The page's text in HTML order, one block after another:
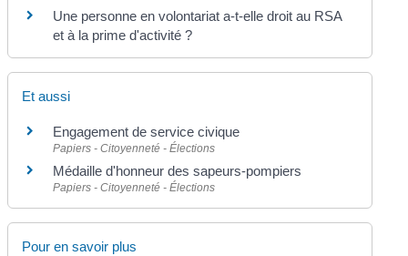
Une personne en volontariat a-t-elle droit au RSA
et à la prime d'activité ?
Et aussi
Engagement de service civique
Papiers - Citoyenneté - Élections
Médaille d'honneur des sapeurs-pompiers
Papiers - Citoyenneté - Élections
Pour en savoir plus